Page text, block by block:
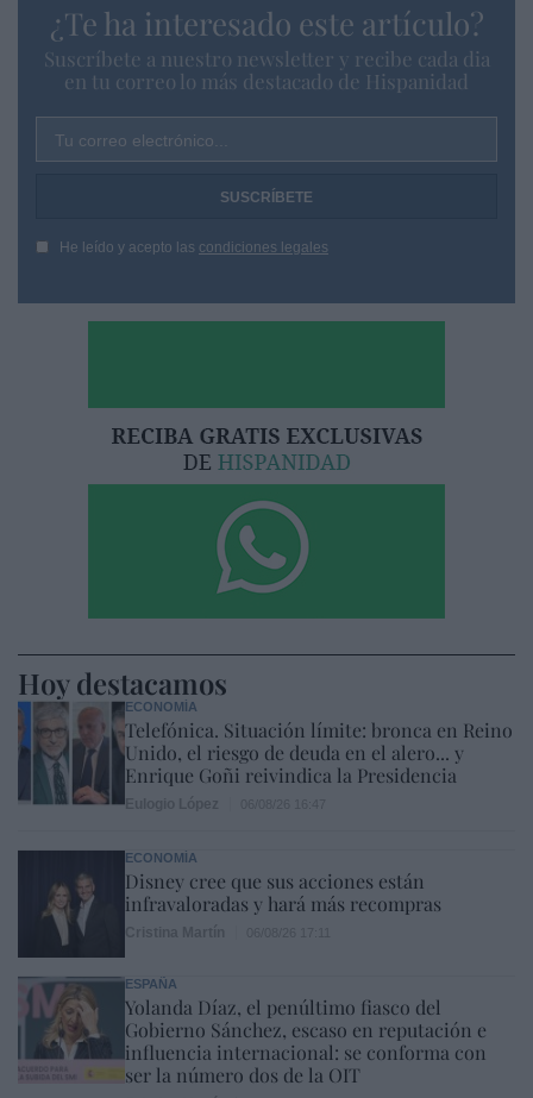
¿Te ha interesado este artículo?
Suscríbete a nuestro newsletter y recibe cada dia
en tu correo lo más destacado de Hispanidad
Tu correo electrónico...
He leído y acepto las condiciones legales
Hoy destacamos
ECONOMÍA
Telefónica. Situación límite: bronca en Reino
Unido, el riesgo de deuda en el alero... y
Enrique Goñi reivindica la Presidencia
ECONOMÍA
Disney cree que sus acciones están
infravaloradas y hará más recompras
ESPAÑA
Yolanda Díaz, el penúltimo fiasco del
Gobierno Sánchez, escaso en reputación e
influencia internacional: se conforma con
ser la número dos de la OIT